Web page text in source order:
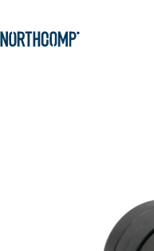
Zur Navigation springen